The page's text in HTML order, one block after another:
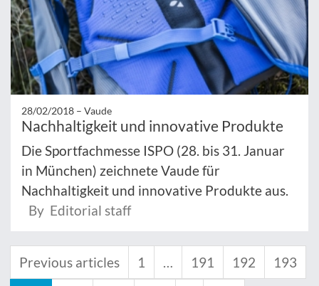
28/02/2018 – Vaude
Nachhaltigkeit und innovative Produkte
Die Sportfachmesse ISPO (28. bis 31. Januar
in München) zeichnete Vaude für
Nachhaltigkeit und innovative Produkte aus.
By Editorial staff
Previous articles 1 … 191 192 193